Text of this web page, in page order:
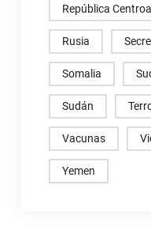
República
Rusia
Somalia
Sudán
Vacunas
Yemen